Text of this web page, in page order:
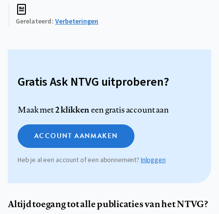
Gerelateerd Verbeteringen
Gratis Ask NTVG uitproberen?
Maak met2 klikkeneen gratis account aan
ACCOUNT AANMAKEN
Heb je al een account of een abonnement? Inloggen
Altijd toegang tot alle publicaties van het NTVG?